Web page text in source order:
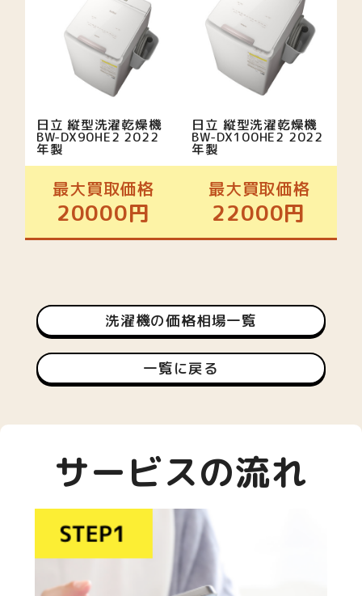
日立 縦型洗濯乾燥機
BW-DX90HE2 2022
年製
最大買取価格
20000円
日立 縦型洗濯乾燥機
BW-DX100HE2 2022
年製
最大買取価格
22000円
洗濯機の価格相場一覧
一覧に戻る
サービスの流れ